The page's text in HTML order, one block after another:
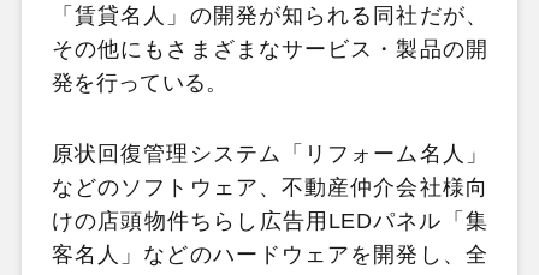
「賃貸名人」の開発が知られる同社だが、
その他にもさまざまなサービス・製品の開
発を行っている。
原状回復管理システム「リフォーム名人」
などのソフトウェア、不動産仲介会社様向
けの店頭物件ちらし広告用LEDパネル「集
客名人」などのハードウェアを開発し、全